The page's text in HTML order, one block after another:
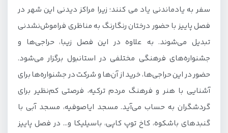
سفر به یادماندنی یاد می کنند؛ زیرا مراکز دیدنی این شهر در
فصل پاییز با حضور درختان رنگارنگ به مناظری فراموش‌نشدنی
تبدیل می‌شوند. به علاوه در این فصل زیبا، حراجی‌ها و
جشنواره‌های فرهنگی مختلفی در استانبول برگزار می‌شود.
حضور در این حراجی‌ها، خرید از آن‌ها و شرکت در جشنواره‌ها برای
آشنایی با هنر و فرهنگ مردم ترکیه، فرصتی کم‌نظیر برای
گردشگران به حساب می‌آید. مسجد ایاصوفیه، مسجد آبی با
گنبدهای باشکوه، کاخ توپ کاپی، باسیلیکا و… در فصل پاییز